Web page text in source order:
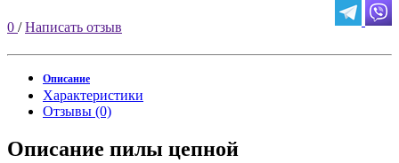
0 /Написать отзыв
Описание
Характеристики
Отзывы (0)
Описание пилы цепной